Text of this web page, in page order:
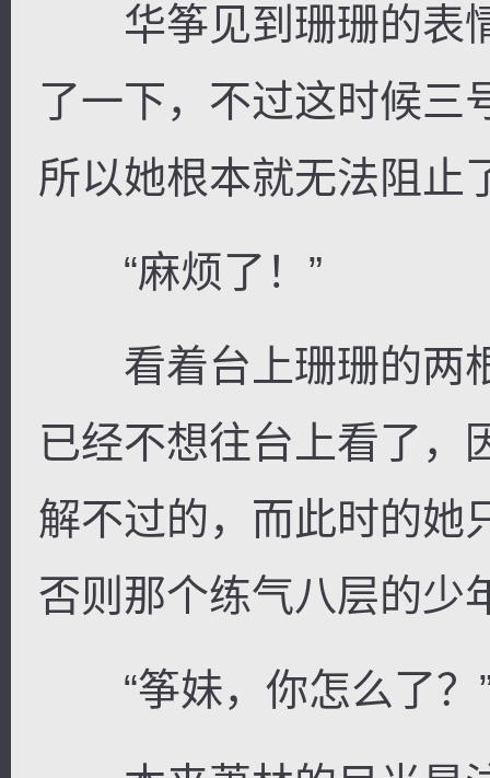
华筝见到珊珊的表
了一下，不过这时候三
所以她根本就无法阻止
“麻烦了！”
看着台上珊珊的两
已经不想往台上看了，
解不过的，而此时的她
否则那个练气八层的少
“筝妹，你怎么了？